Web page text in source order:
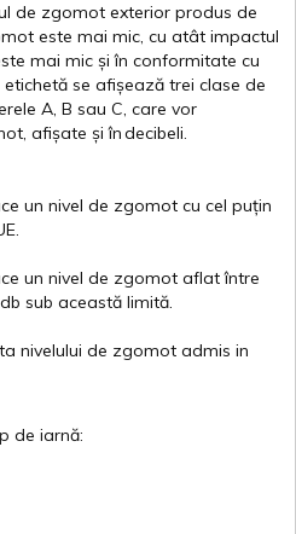
de zgomot exterior produs de
este mai mic, cu atât impactul
mai mic și în conformitate cu
etichetă se afișează trei clase de
A, B sau C, care vor
, afișate și îndecibeli.
un nivel de zgomot cu cel puțin
un nivel de zgomot aflat între
sub această limită.
nivelului de zgomot admis in
de iarnă: